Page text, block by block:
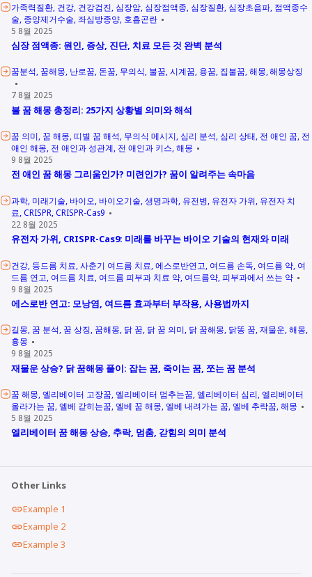
가족력질환 건강 건강검진 심장암 심장점액종 심장질환 심장초음파 점액종수
술 종양제거수술 좌심방종양 호흡곤란
5 8월 2025
심장 점액종: 원인, 증상, 진단, 치료 모든 것 완벽 분석
꿈분석 꿈해몽 난로꿈 돈꿈 무의식 불꿈 시계꿈 용꿈 집불꿈 해몽 해몽상징
7 8월 2025
불 꿈 해몽 총정리: 25가지 상황별 의미와 해석
꿈 의미 꿈 해몽 띠별 꿈 해석 무의식 메시지 심리 분석 심리 상태 전 애인 꿈 전
애인 해몽 전 애인과 성관계 전 애인과 키스 해몽
9 8월 2025
전 애인 꿈 해몽 그리움인가? 미련인가? 꿈이 알려주는 속마음
과학 미래기술 바이오 바이오기술 생명과학 유전병 유전자 가위 유전자 치
료 CRISPR CRISPR-Cas9
22 8월 2025
유전자 가위, CRISPR-Cas9: 미래를 바꾸는 바이오 기술의 현재와 미래
건강 등드름 치료 사춘기 여드름 치료 에스로반연고 여드름 손독 여드름 약 여
드름 연고 여드름 치료 여드름 피부과 치료 약 여드름약 피부과에서 쓰는 약
9 8월 2025
에스로반 연고: 모낭염, 여드름 효과부터 부작용, 사용법까지
길몽 꿈 분석 꿈 상징 꿈해몽 닭 꿈 닭 꿈 의미 닭 꿈해몽 닭똥 꿈 재물운 해몽
흉몽
9 8월 2025
재물운 상승? 닭 꿈해몽 풀이: 잡는 꿈, 죽이는 꿈, 쪼는 꿈 분석
꿈 해몽 엘리베이터 고장꿈 엘리베이터 멈추는꿈 엘리베이터 심리 엘리베이터
올라가는 꿈 엘베 갇히는꿈 엘베 꿈 해몽 엘베 내려가는 꿈 엘베 추락꿈 해몽
5 8월 2025
엘리베이터 꿈 해몽 상승, 추락, 멈춤, 갇힘의 의미 분석
Other Links
Example 1
Example 2
Example 3